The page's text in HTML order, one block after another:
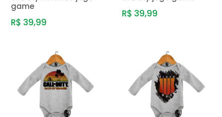
game
R$ 39,99
R$ 39,99